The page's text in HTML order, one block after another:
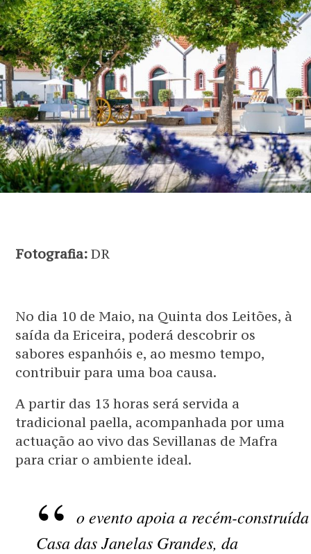
Fotografia: DR
No dia 10 de Maio, na Quinta dos Leitões, à
saída da Ericeira, poderá descobrir os
sabores espanhóis e, ao mesmo tempo,
contribuir para uma boa causa.
A partir das 13 horas será servida a
tradicional paella, acompanhada por uma
actuação ao vivo das Sevillanas de Mafra
para criar o ambiente ideal.
o evento apoia a recém-construída
Casa das Janelas Grandes, da